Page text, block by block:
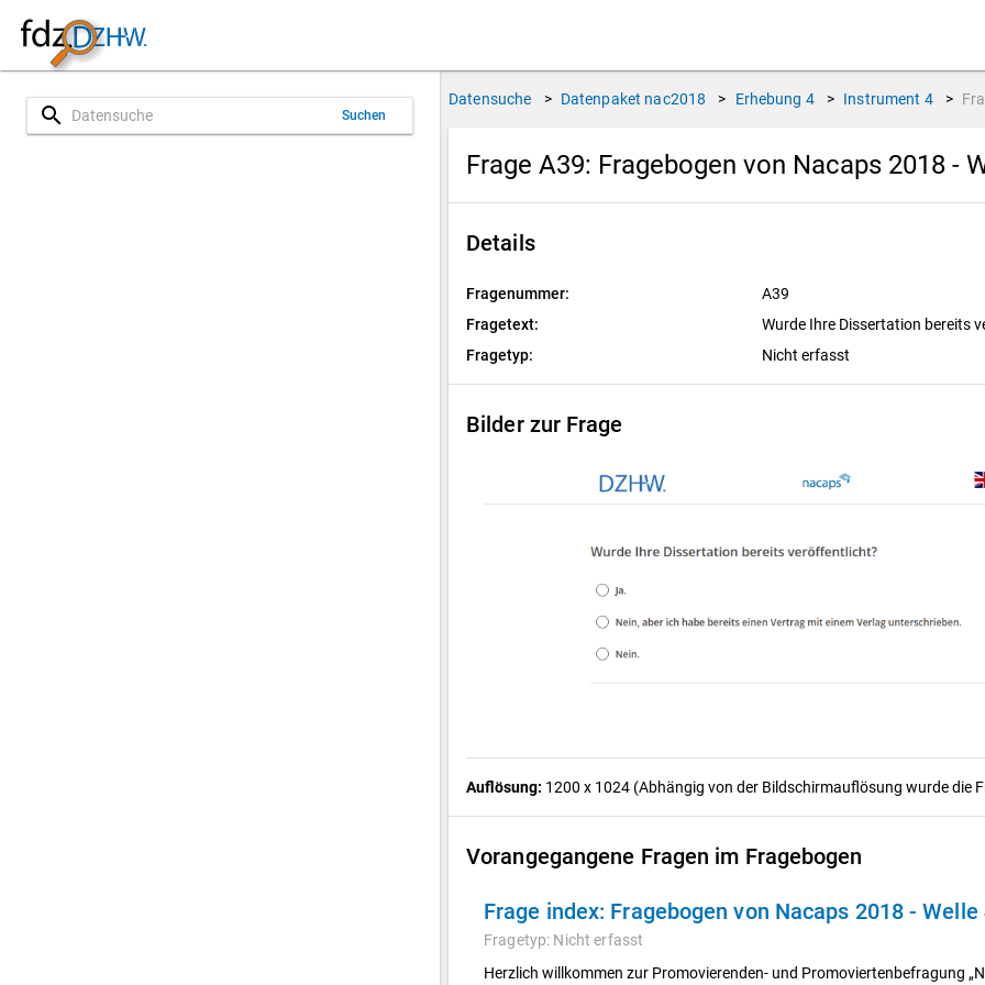
search Suchen
Datensuche > Datenpaket nac2018 > Erhebung 4 > Instrument 4 >
Frage A39: Fragebogen von Nacaps 2018 -
Details
Fragenummer:
A39
Fragetext:
Wurde Ihre Dissertation bereits
Fragetyp:
Nicht erfasst
Bilder zur Frage
Auflösung: 1200 x 1024 (Abhängig von der Bildschirmauflösung wurde die
Vorangegangene Fragen im Fragebogen
Frage index: Fragebogen von Nacaps 2018 - Welle
Fragetyp: Nicht erfasst
Herzlich willkommen zur Promovierenden- und Promoviertenbefragung